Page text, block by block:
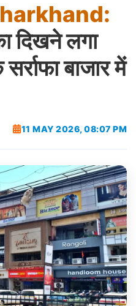
दिखने लगा
बाजार में
11 MAY 2026, 08:07 PM